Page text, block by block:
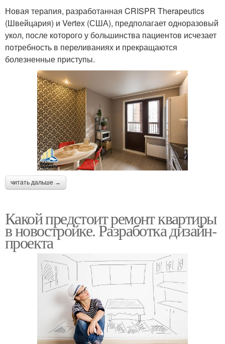
Новая терапия, разработанная CRISPR Therapeutics
(Швейцария) и Vertex (США), предполагает одноразовый
укол, после которого у большинства пациентов исчезает
потребность в переливаниях и прекращаются
болезненные приступы.
читать дальше →
Какой предстоит ремонт квартиры
в новостройке. Разработка дизайн-
проекта